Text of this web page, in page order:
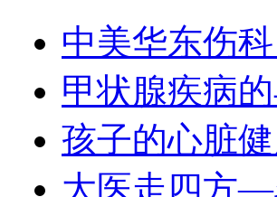
中美华东伤
甲状腺疾病
孩子的心脏
大医走四方